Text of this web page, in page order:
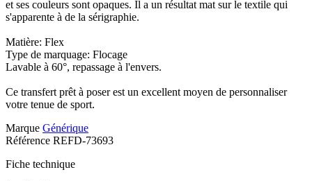
et ses couleurs sont opaques. Il a un résultat mat sur le textile qui
s'apparente à de la sérigraphie.
Matière: Flex
Type de marquage: Flocage
Lavable à 60°, repassage à l'envers.
Ce transfert prêt à poser est un excellent moyen de personnaliser
votre tenue de sport.
Marque Générique
Référence REFD-73693
Fiche technique